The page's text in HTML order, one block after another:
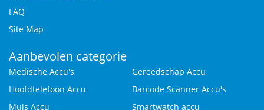
FAQ
Site Map
Aanbevolen categorie
Medische Accu's
Gereedschap Accu
Hoofdtelefoon Accu
Barcode Scanner Accu's
Muis Accu
Smartwatch accu